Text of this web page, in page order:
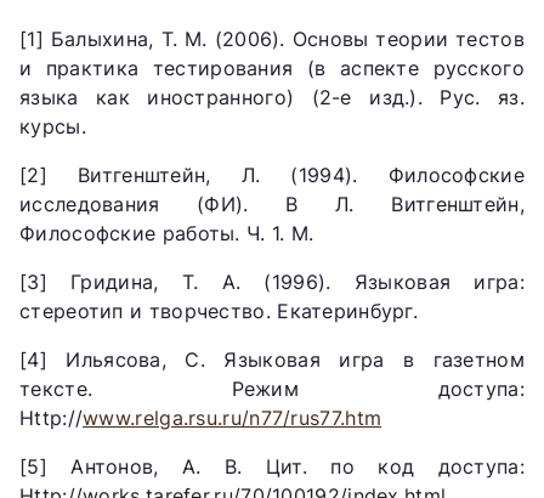
[1] Балыхина, Т. М. (2006). Основы теории тестов
и практика тестирования (в аспекте русского
языка как иностранного) (2-е изд.). Рус. яз.
курсы.
[2] Витгенштейн, Л. (1994). Философские
исследования (ФИ). В Л. Витгенштейн,
Философские работы. Ч. 1. М.
[3] Гридина, Т. А. (1996). Языковая игра:
стереотип и творчество. Екатеринбург.
[4] Ильясова, С. Языковая игра в газетном
тексте. Режим доступа:
Http://www.relga.rsu.ru/n77/rus77.htm
[5] Антонов, А. В. Цит. по код доступа: